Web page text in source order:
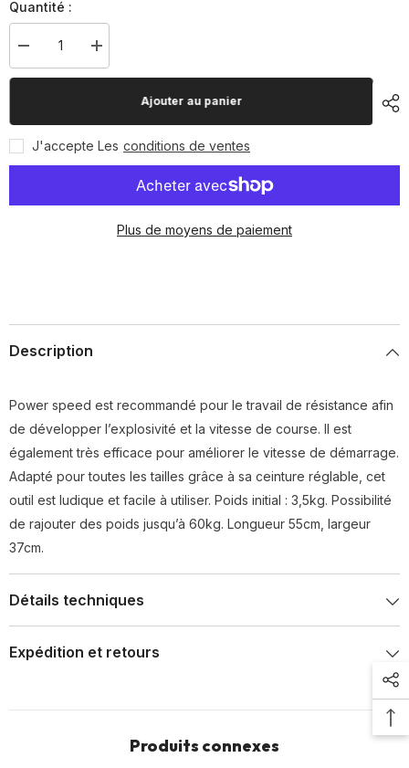
Quantité :
Diminuer
la
quantité
speed
Augmenter
la
quantité
speed
Ajouter au panier
J'accepte Les conditions de ventes
Plus de moyens de paiement
Description
Power speed est recommandé pour le travail de résistance afin
de développer l’explosivité et la vitesse de course. Il est
également très efficace pour améliorer le vitesse de démarrage.
Adapté pour toutes les tailles grâce à sa ceinture réglable, cet
outil est ludique et facile à utiliser. Poids initial : 3,5kg. Possibilité
de rajouter des poids jusqu’à 60kg. Longueur 55cm, largeur
37cm.
Détails techniques
Expédition et retours
Produits connexes